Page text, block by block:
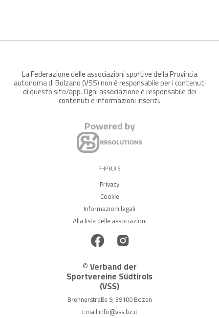
La Federazione delle associazioni sportive della Provincia
autonoma di Bolzano (VSS) non è responsabile per i contenuti
di questo sito/app. Ogni associazione è responsabile dei
contenuti e informazioni inseriti.
Powered by
PHP 8.3.6
Privacy
Cookie
Informazioni legali
Alla lista delle associazioni
© Verband der
Sportvereine Südtirols
(VSS)
Brennerstraße 9, 39100 Bozen
Email info@vss.bz.it